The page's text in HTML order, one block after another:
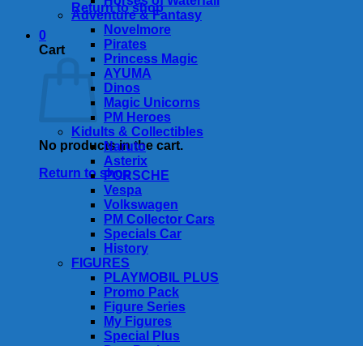
Return to shop
0
Cart
No products in the cart.
Return to shop
Adventure & Fantasy
Novelmore
Pirates
Princess Magic
AYUMA
Dinos
Magic Unicorns
PM Heroes
Kidults & Collectibles
Naruto
Asterix
PORSCHE
Vespa
Volkswagen
PM Collector Cars
Specials Car
History
FIGURES
PLAYMOBIL PLUS
Promo Pack
Figure Series
My Figures
Special Plus